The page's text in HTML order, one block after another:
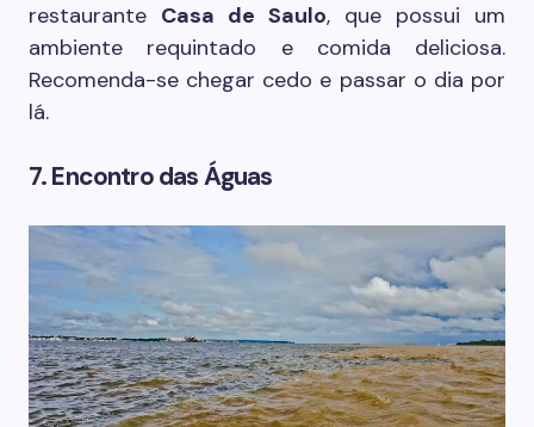
restaurante Casa de Saulo, que possui um
ambiente requintado e comida deliciosa.
Recomenda-se chegar cedo e passar o dia por
lá.
7. Encontro das Águas